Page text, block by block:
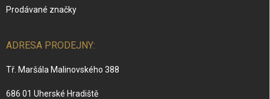
Prodávané značky
ADRESA PRODEJNY:
Tř. Maršála Malinovského 388
686 01 Uherské Hradiště